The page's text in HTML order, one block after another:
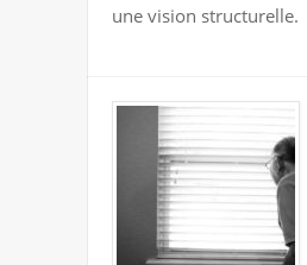
une vision structurelle.